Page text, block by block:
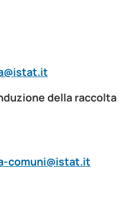
della raccolta
comuni@istat.it